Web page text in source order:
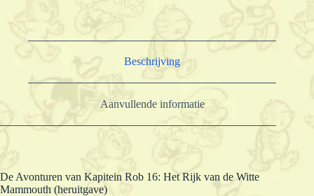
aantal
Beschrijving
Aanvullende informatie
De Avonturen van Kapitein Rob 16: Het Rijk van de Witte
Mammouth (heruitgave)